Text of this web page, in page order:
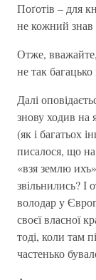
Поґотів – для
не кожний знав
Отже,
не так
Далі
знову ходив на
(як і багатьох
писалося, що
«взя землю
звільнились?
володар у
своєї власної
тоді, коли там
частенько